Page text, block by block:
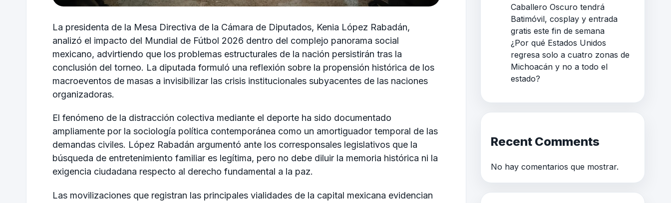
La presidenta de la Mesa Directiva de la Cámara de Diputados, Kenia López Rabadán,
analizó el impacto del Mundial de Fútbol 2026 dentro del complejo panorama social
mexicano, advirtiendo que los problemas estructurales de la nación persistirán tras la
conclusión del torneo. La diputada formuló una reflexión sobre la propensión histórica de los
macroeventos de masas a invisibilizar las crisis institucionales subyacentes de las naciones
organizadoras.
El fenómeno de la distracción colectiva mediante el deporte ha sido documentado
ampliamente por la sociología política contemporánea como un amortiguador temporal de las
demandas civiles. López Rabadán argumentó ante los corresponsales legislativos que la
búsqueda de entretenimiento familiar es legítima, pero no debe diluir la memoria histórica ni la
exigencia ciudadana respecto al derecho fundamental a la paz.
Las movilizaciones que registran las principales vialidades de la capital mexicana evidencian
Caballero Oscuro tendrá
Batimóvil, cosplay y entrada
gratis este fin de semana
¿Por qué Estados Unidos
regresa solo a cuatro zonas de
Michoacán y no a todo el
estado?
Recent Comments
No hay comentarios que mostrar.